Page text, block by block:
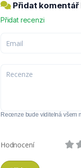
Přidat komentář
Přidat recenzi
Recenze bude viditelná všem
Hodnocení